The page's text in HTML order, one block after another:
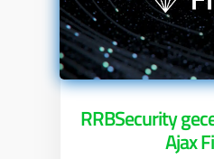
RRBSecurity
Ajax